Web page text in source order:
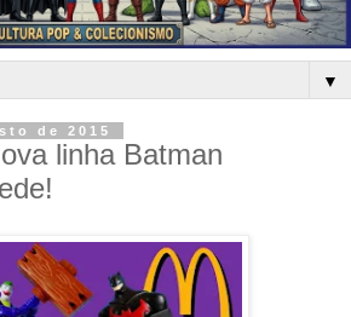
▼
de 2015
linha Batman